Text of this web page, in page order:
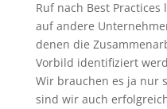
Ruf nach Best
auf andere
denen die
Vorbild identifiziert
Wir brauchen es ja nur
sind wir auch